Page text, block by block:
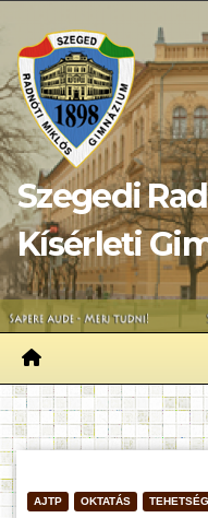
content
Szegedi
Kísérleti
AJTP OKTATÁS